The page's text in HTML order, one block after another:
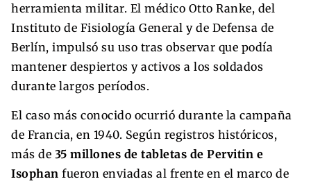
herramienta militar. El médico Otto Ranke, del
Instituto de Fisiología General y de Defensa de
Berlín, impulsó su uso tras observar que podía
mantener despiertos y activos a los soldados
durante largos períodos.
El caso más conocido ocurrió durante la campaña
de Francia, en 1940. Según registros históricos,
más de 35 millones de tabletas de Pervitin e
Isophan fueron enviadas al frente en el marco de